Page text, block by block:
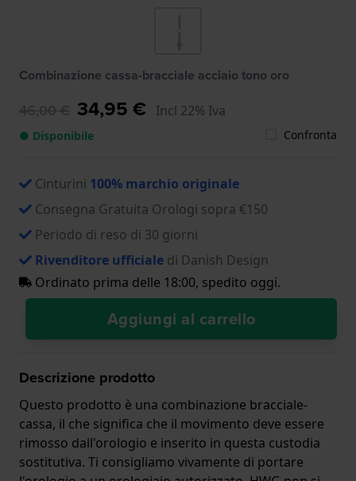
Combinazione cassa-bracciale acciaio tono oro
46,00 € 34,95 € Incl 22% Iva
● Disponibile Confronta
Cinturini 100% marchio originale
Consegna Gratuita Orologi sopra €150
Periodo di reso di 30 giorni
Rivenditore ufficiale di Danish Design
Ordinato prima delle 18:00, spedito oggi.
Aggiungi al carrello
Descrizione prodotto
Questo prodotto è una combinazione bracciale-
cassa, il che significa che il movimento deve essere
rimosso dall'orologio e inserito in questa custodia
sostitutiva. Ti consigliamo vivamente di portare